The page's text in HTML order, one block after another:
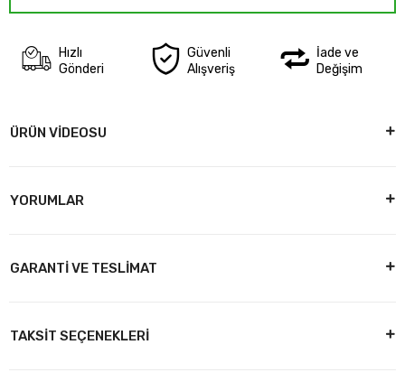
Hızlı
Gönderi
Güvenli
Alışveriş
İade ve
Değişim
ÜRÜN VİDEOSU
YORUMLAR
GARANTİ VE TESLİMAT
TAKSİT SEÇENEKLERİ